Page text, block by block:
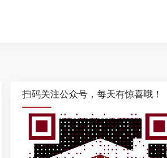
扫码关注公众号，每天有惊喜哦！